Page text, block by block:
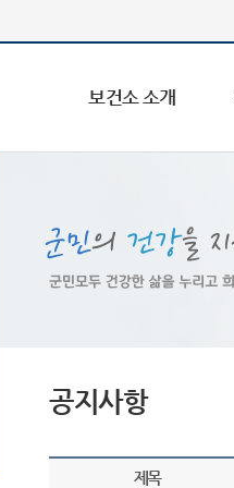
보건소 소개
공지사항
제목